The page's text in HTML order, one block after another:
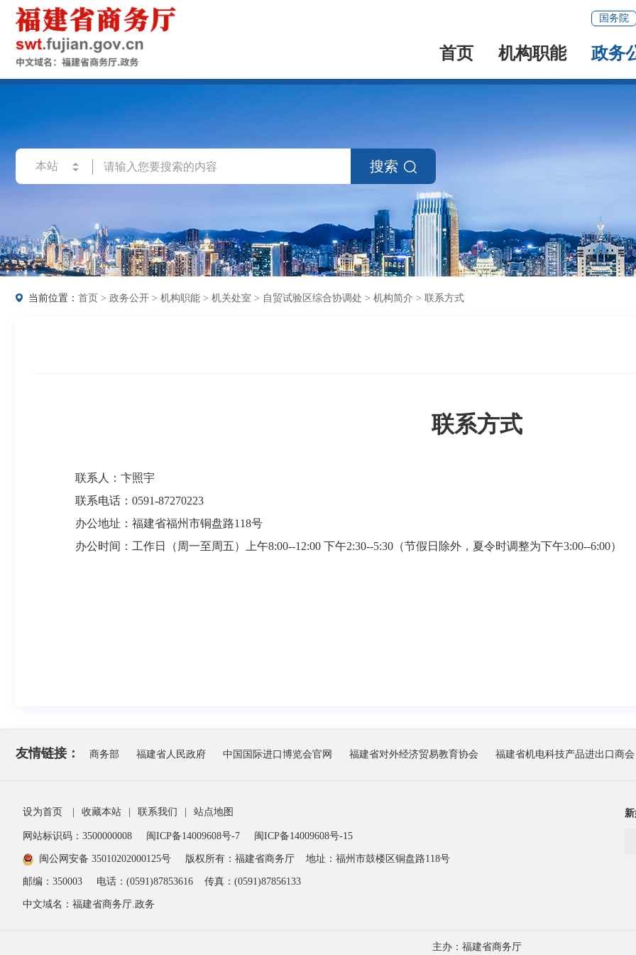
国务院
首页 机构职能 政务
搜索
当前位置： 首页 > 政务公开 > 机构职能 > 机关处室 > 自贸试验区综合协调处 > 机构简介 > 联系方式
联系方式
联系人：卞照宇
联系电话：0591-87270223
办公地址：福建省福州市铜盘路118号
办公时间：工作日（周一至周五）上午8:00--12:00 下午2:30--5:30（节假日除外，夏令时调整为下午3:00--6:00）
友情链接： 商务部 福建省人民政府 中国国际进口博览会官网 福建省对外经济贸易教育协会 福建省机电科技产品进出口商会
设为首页 收藏本站 联系我们 站点地图
网站标识码：3500000008 闽ICP备14009608号-7 闽ICP备14009608号-15
闽公网安备 35010202000125号 版权所有：福建省商务厅 地址：福州市鼓楼区铜盘路118号
邮编：350003 电话：(0591)87853616 传真：(0591)87856133
中文域名：福建省商务厅.政务
主办：福建省商务厅